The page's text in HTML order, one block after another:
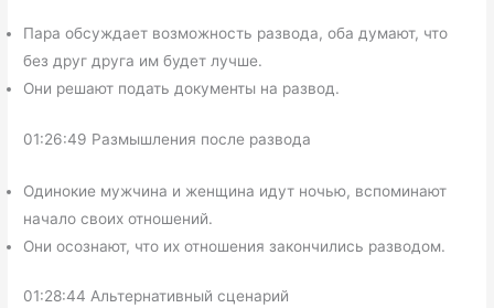
Пара обсуждает возможность развода, оба думают, что
без друг друга им будет лучше.
Они решают подать документы на развод.
01:26:49 Размышления после развода
Одинокие мужчина и женщина идут ночью, вспоминают
начало своих отношений.
Они осознают, что их отношения закончились разводом.
01:28:44 Альтернативный сценарий